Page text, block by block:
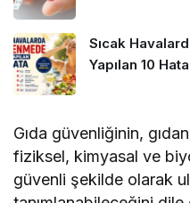
Sıcak
Yapılan 10 Hata
Gıda güvenliğinin,
fiziksel, kimyasal ve
güvenli şekilde olarak